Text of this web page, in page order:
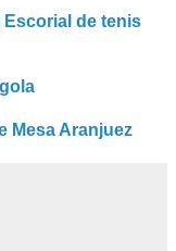
Escorial de tenis
Mesa Aranjuez